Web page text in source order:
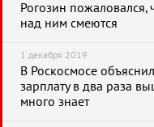
Рогозин пожаловался,
над ним смеются
1 декабря 2019
В Роскосмосе
зарплату в два раза
много знает